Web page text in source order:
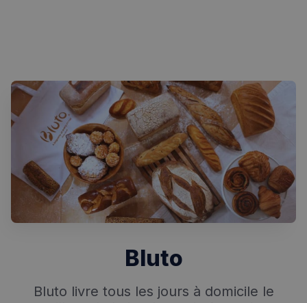
Rechercher dans Français à Londres - Magazine
RECHERCHES POPULAIRES
Annuaire des professionnels
Bluto
Bluto livre tous les jours à domicile le